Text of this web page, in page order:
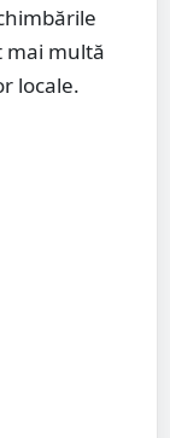
mai multă
locale.